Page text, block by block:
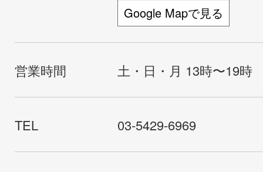
Google Mapで見る
営業時間 土・日・月 13時〜19時
TEL 03-5429-6969